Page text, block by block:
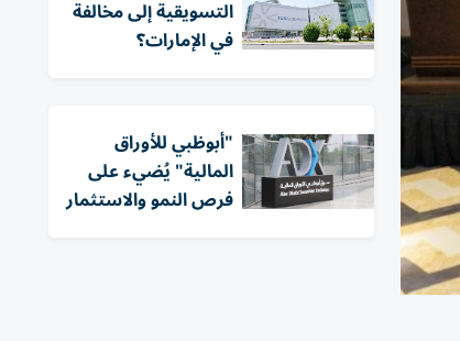
التسويقية إلى مخالفة
في الإمارات؟
"أبوظبي للأوراق
المالية" يُضيء على
فرص النمو والاستثمار